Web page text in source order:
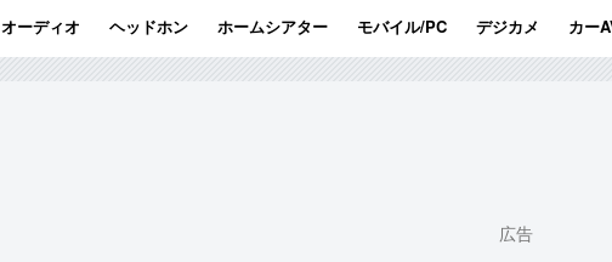
オーディオ ヘッドホン ホームシアター モバイル/PC デジカメ カー